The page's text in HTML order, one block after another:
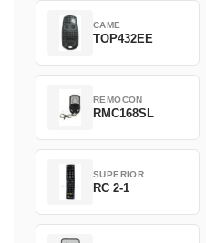
CAME
TOP432EE
REMOCON
RMC168SL
SUPERIOR
RC 2-1